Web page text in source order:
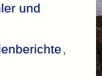
und
,